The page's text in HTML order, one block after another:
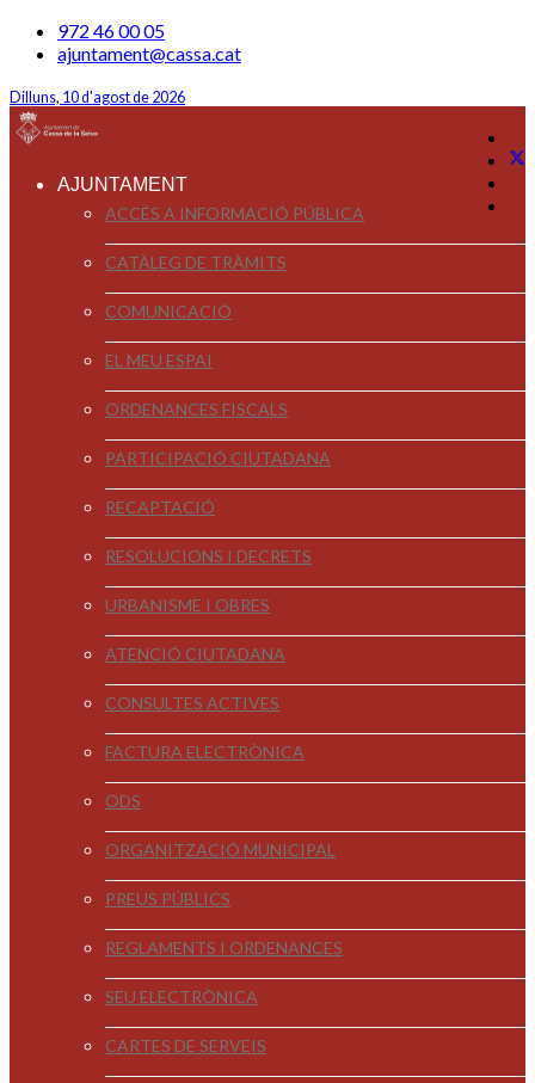
972 46 00 05
ajuntament@cassa.cat
Dilluns, 10 d'agost de 2026
AJUNTAMENT
ACCÉS A INFORMACIÓ PÚBLICA
CATÀLEG DE TRÀMITS
COMUNICACIÓ
EL MEU ESPAI
ORDENANCES FISCALS
PARTICIPACIÓ CIUTADANA
RECAPTACIÓ
RESOLUCIONS I DECRETS
URBANISME I OBRES
ATENCIÓ CIUTADANA
CONSULTES ACTIVES
FACTURA ELECTRÒNICA
ODS
ORGANITZACIÓ MUNICIPAL
PREUS PÚBLICS
REGLAMENTS I ORDENANCES
SEU ELECTRÒNICA
CARTES DE SERVEIS